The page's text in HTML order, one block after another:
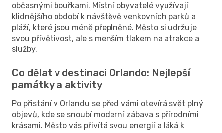
občasnými bouřkami. Místní obyvatelé využívají
klidnějšího období k návštěvě venkovních parků a
pláží, které jsou méně přeplněné. Město si udržuje
svou přívětivost, ale s menším tlakem na atrakce a
služby.
Co dělat v destinaci Orlando: Nejlepší
památky a aktivity
Po přistání v Orlandu se před vámi otevírá svět plný
objevů, kde se snoubí moderní zábava s přírodními
krásami. Město vás přivítá svou energií a láká k